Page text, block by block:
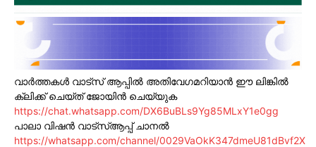
വാർത്തകൾ വാട്സ് ആപ്പിൽ അതിവേഗമറിയാൻ ഈ ലിങ്കിൽ
ക്ലിക്ക് ചെയ്ത് ജോയിൻ ചെയ്യുക
https://chat.whatsapp.com/DX6BuBLs9Yg85MLxY1e0gg
പാലാ വിഷൻ വാട്സ്ആപ്പ് ചാനൽ
https://whatsapp.com/channel/0029VaOkK347dmeU81dBvf2X